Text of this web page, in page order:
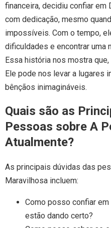
financeira, decidiu confiar em
com dedicação, mesmo
impossíveis. Com o tempo,
dificuldades e encontrar uma
Essa história nos mostra
Ele pode nos levar a lugares
bênçãos inimagináveis.
Quais são as
Pessoas sobre A
Atualmente?
As principais dúvidas das
Maravilhosa incluem:
Como posso confiar
estão dando certo?